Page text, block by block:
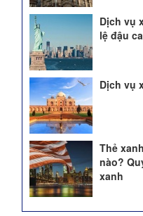
Dịch vụ
lệ đậu
Dịch vụ
Thẻ
nào?
xanh